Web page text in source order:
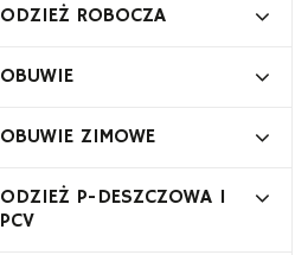
ODZIEŻ ROBOCZA
OBUWIE
OBUWIE ZIMOWE
ODZIEŻ P-DESZCZOWA I
PCV